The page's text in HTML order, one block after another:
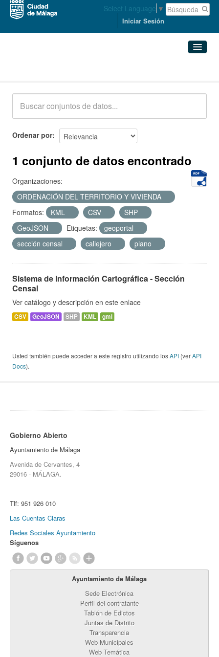
Select Language ▼
Iniciar Sesión
Acerca de
Ordenar por
1 conjunto de datos encontrado
Organizaciones:
ORDENACIÓN DEL TERRITORIO Y VIVIENDA
Formatos:
KML CSV
SHP
GeoJSON
Etiquetas:
geoportal
sección censal
callejero plano
Sistema de Información Cartográfica - Sección
Censal
Ver catálogo y descripción en este enlace
CSV GeoJSON SHP KML gml
Usted también puede acceder a este registro utilizando losAPI (verAPI
Docs).
Gobierno Abierto
Ayuntamiento de Málaga
Avenida de Cervantes, 4
29016 - MÁLAGA.
Tlf: 951 926 010
Las Cuentas Claras
Redes Sociales Ayuntamiento
Síguenos
Ayuntamiento de Málaga
Sede Electrónica
Perfil del contratante
Tablón de Edictos
Juntas de Distrito
Transparencia
Web Municipales
Web Temática